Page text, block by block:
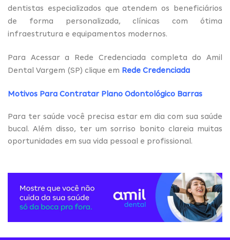
dentistas especializados que atendem os beneficiários
de forma personalizada, clínicas com ótima
infraestrutura e equipamentos modernos.
Para Acessar a Rede Credenciada completa do Amil
Dental Vargem (SP) clique em Rede Credenciada
Motivos Para Contratar Plano Odontológico Barras
Para ter saúde você precisa estar em dia com sua saúde
bucal. Além disso, ter um sorriso bonito clareia muitas
oportunidades em sua vida pessoal e profissional.